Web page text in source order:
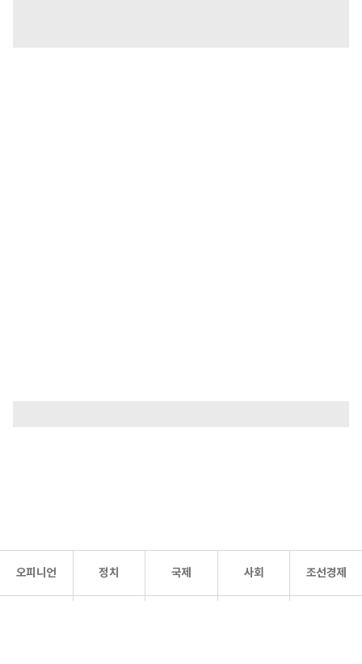
오피니언 정치 국제 사회 조선경제